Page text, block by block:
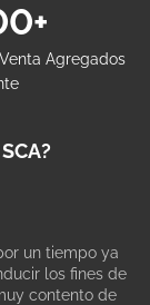
Agregados
un tiempo ya
los fines de
contento de